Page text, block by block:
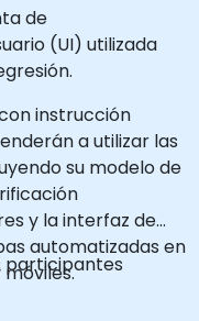
de
(UI) utilizada
instrucción
a utilizar las
su modelo de
y la interfaz de
automatizadas en
participantes